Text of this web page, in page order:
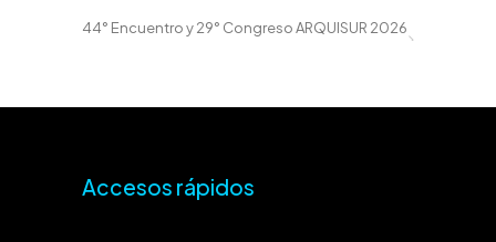
44° Encuentro y 29° Congreso ARQUISUR 2026
Accesos rápidos